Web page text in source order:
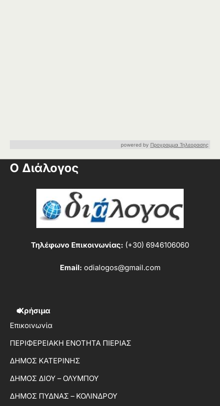
powered by Προγραμμα Τηλεορασης
Ο Διάλογος
Τηλέφωνο Επικοινωνίας: (+30) 6946106060
Email: odialogos@gmail.com
Χρήσιμα
Επικοινωνία
ΠΕΡΙΦΕΡΕΙΑΚΗ ΕΝΟΤΗΤΑ ΠΙΕΡΙΑΣ
ΔΗΜΟΣ ΚΑΤΕΡΙΝΗΣ
ΔΗΜΟΣ ΔΙΟΥ – ΟΛΥΜΠΟΥ
ΔΗΜΟΣ ΠΥΔΝΑΣ – ΚΟΛΙΝΔΡΟΥ